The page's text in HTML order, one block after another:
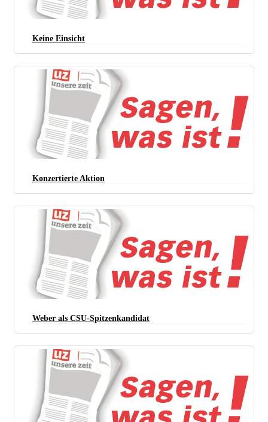
Aktionstag gegen Gewalt an Frauen in München (Foto: Kerem Schamberger)
Keine Einsicht
Konzertierte Aktion
Weber als CSU-Spitzenkandidat